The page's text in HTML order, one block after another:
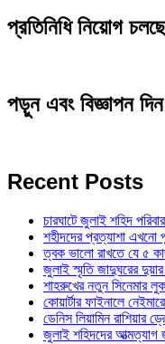
প্রতিনিধি নিয়োগ
পড়ুন এবং বিজ্ঞাপন
Recent Posts
চারঘাটে জুলাই শহিদ
শহীদদের প্রত্যাশা এখনো
ত্বক ভালো রাখতে যে ৫
জুলাই স্মৃতি জাদুঘরের
শাহরুখের নতুন সিনেমার লুক
কোয়ার্টার ফাইনালে
ডেনিস লিয়ামিন রাশিয়ার
জুলাই শহিদদের আত্মত্যাগ